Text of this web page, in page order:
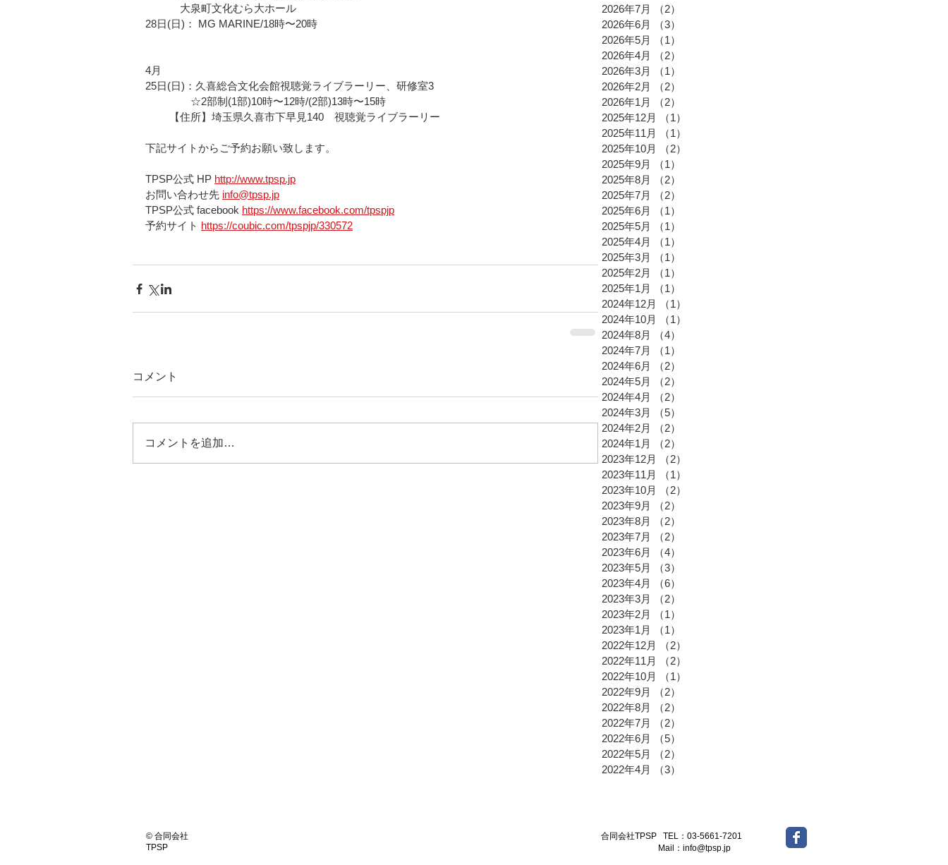
大泉町文化むら大ホール
28日(日)： MG MARINE/18時〜20時
4月
25日(日)：久喜総合文化会館視聴覚ライブラーリー、研修室3
☆2部制(1部)10時〜12時/(2部)13時〜15時
【住所】埼玉県久喜市下早見140　視聴覚ライブラーリー
下記サイトからご予約お願い致します。
TPSP公式 HP http://www.tpsp.jp
お問い合わせ先 info@tpsp.jp
TPSP公式 facebook https://www.facebook.com/tpspjp
予約サイト https://coubic.com/tpspjp/330572
コメント
コメントを追加…
2026年7月 （2）
2026年6月
（3）
2026年5月
（1）
2026年4月
（2）
2026年3月
（1）
2026年2月
（2）
2026年1月
（2）
2025年12月
（1）
2025年11月
（1）
2025年10月
（2）
2025年9月
（1）
2025年8月
（2）
2025年7月
（2）
2025年6月
（1）
2025年5月
（1）
2025年4月
（1）
2025年3月
（1）
2025年2月
（1）
2025年1月
（1）
2024年12月
（1）
2024年10月
（1）
2024年8月
（4）
2024年7月
（1）
2024年6月
（2）
2024年5月
（2）
2024年4月
（2）
2024年3月
（5）
2024年2月
（2）
2024年1月
（2）
2023年12月
（2）
2023年11月
（1）
2023年10月
（2）
2023年9月
（2）
2023年8月
（2）
2023年7月
（2）
2023年6月
（4）
2023年5月
（3）
2023年4月
（6）
2023年3月
（2）
2023年2月
（1）
2023年1月
（1）
2022年12月
（2）
2022年11月
（2）
2022年10月
（1）
2022年9月
（2）
2022年8月
（2）
2022年7月
（2）
2022年6月
（5）
2022年5月
（2）
2022年4月
（3）
© 合同会社
TPSP
合同会社TPSP TEL：03-5661-7201
Mail： info@tpsp.jp